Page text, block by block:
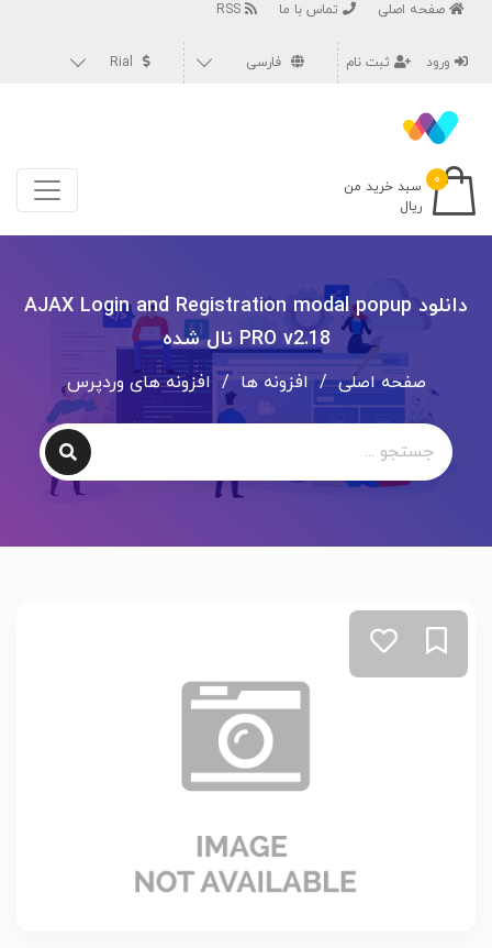
صفحه اصلی تماس با ما
ورود ثبت نام فارسی
۰
سبد خرید من
ریال
دانلود AJAX Login and Registration modal popup
PRO v2.18 نال شده
صفحه اصلی / افزونه ها / افزونه های وردپرس